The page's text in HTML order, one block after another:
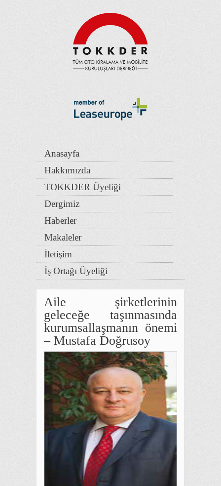
Anasayfa
Hakkımızda
TOKKDER Üyeliği
Dergimiz
Haberler
Makaleler
İletişim
İş Ortağı Üyeliği
Aile şirketlerinin
geleceğe taşınmasında
kurumsallaşmanın önemi
– Mustafa Doğrusoy